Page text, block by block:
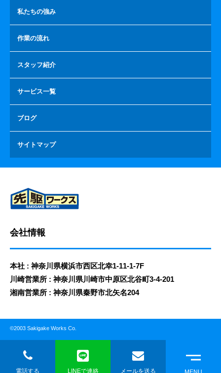
私たちの強み
作業の流れ
スタッフ紹介
サービス一覧
ブログ
サイトマップ
会社情報
本社 : 神奈川県横浜市西区北幸1-11-1-7F
川崎営業所 : 神奈川県川崎市中原区北谷町3-4-201
湘南営業所 : 神奈川県秦野市北矢名204
©2003 Sakigake Works Co.
電話する LINEで連絡 メールを送る